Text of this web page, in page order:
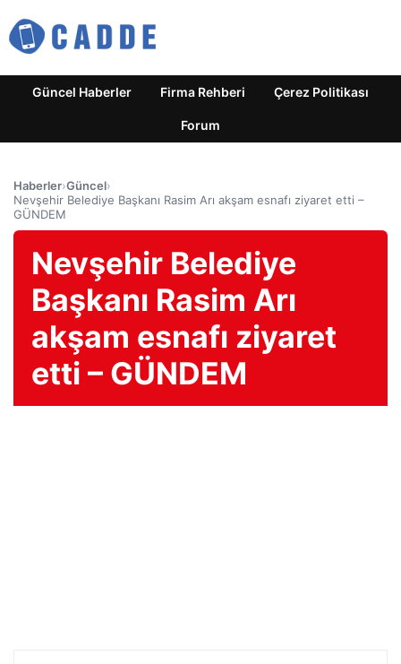
Güncel Haberler Firma Rehberi Çerez Politikası
Forum
Haberler›Güncel›
Nevşehir Belediye Başkanı Rasim Arı akşam esnafı ziyaret etti –
GÜNDEM
Nevşehir Belediye
Başkanı Rasim Arı
akşam esnafı ziyaret
etti – GÜNDEM